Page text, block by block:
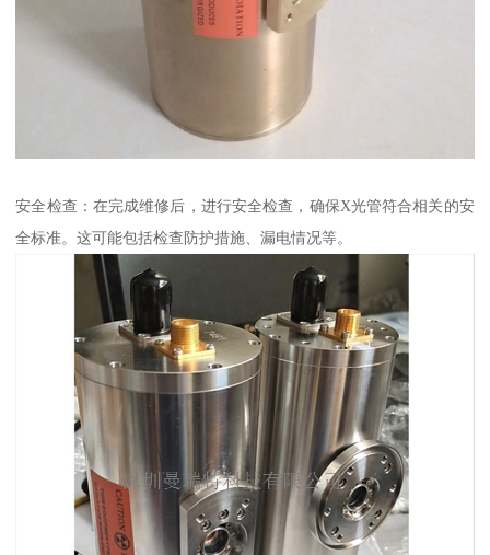
安全检查：在完成维修后，进行安全检查，确保X光管符合相关的安
全标准。这可能包括检查防护措施、漏电情况等。